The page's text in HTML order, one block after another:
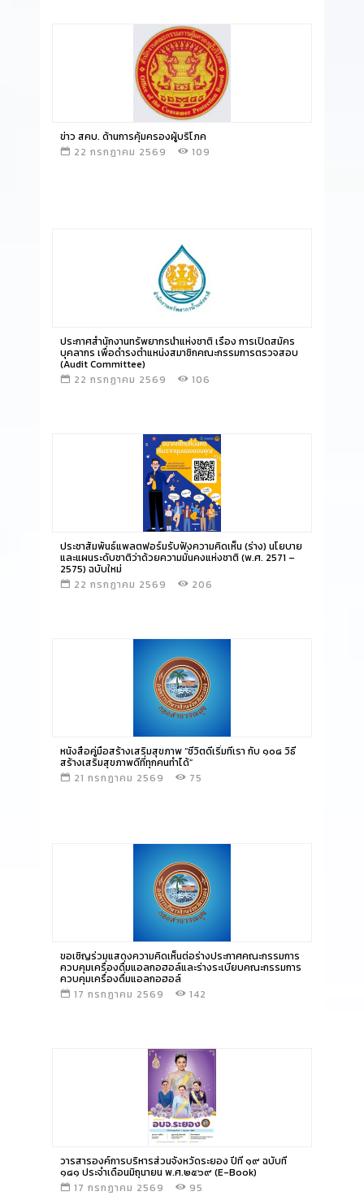
อ่านข่าว
ข่าว สคบ. ด้านการคุ้มครองผู้บริโภค
22 กรกฏาคม 2569
109
อ่านข่าว
ประกาศสํานักงานทรัพยากรน้ําแห่งชาติ เรื่อง การเปิดสมัคร
บุคลากร เพื่อดำรงตำแหน่งสมาชิกคณะกรรมการตรวจสอบ
(Audit Committee)
22 กรกฏาคม 2569
106
อ่านข่าว
ประชาสัมพันธ์แพลตฟอร์มรับฟังความคิดเห็น (ร่าง) นโยบาย
และแผนระดับชาติว่าด้วยความมั่นคงแห่งชาติ (พ.ศ. 2571 –
2575) ฉบับใหม่
22 กรกฏาคม 2569
206
อ่านข่าว
หนังสือคู่มือสร้างเสริมสุขภาพ “ชีวิตดีเริ่มที่เรา กับ ๑๐๘ วิธี
สร้างเสริมสุขภาพดีที่ทุกคนทำได้”
21 กรกฏาคม 2569
75
อ่านข่าว
ขอเชิญร่วมแสดงความคิดเห็นต่อร่างประกาศคณะกรรมการ
ควบคุมเครื่องดื่มแอลกอฮอล์และร่างระเบียบคณะกรรมการ
ควบคุมเครื่องดื่มแอลกอฮอล์
17 กรกฏาคม 2569
142
อ่านข่าว
วารสารองค์การบริหารส่วนจังหวัดระยอง ปีที่ ๑๙ ฉบับที่
๑๘๑ ประจำเดือนมิถุนายน พ.ศ.๒๕๖๙ (E-Book)
17 กรกฏาคม 2569
95